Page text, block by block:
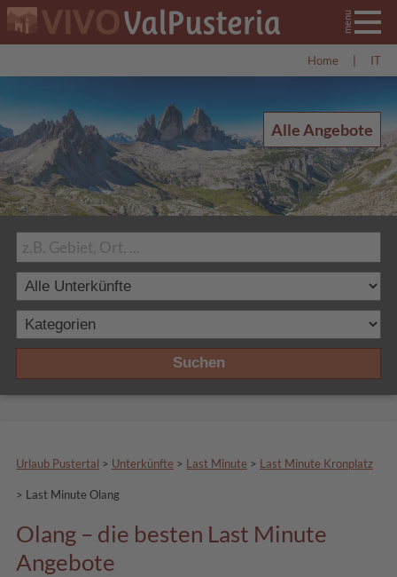
Home IT
Suchen
Alle Angebote
Urlaub Pustertal > Unterkünfte > Last Minute > Last Minute Kronplatz
> Last Minute Olang
Olang – die besten Last Minute
Angebote